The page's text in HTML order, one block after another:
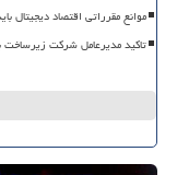
موانع مقرراتی اقتصاد دیجیتال
تاکید مدیرعامل شرکت